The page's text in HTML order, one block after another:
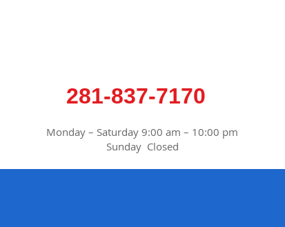
281-837-7170
Monday – Saturday 9:00 am – 10:00 pm
Sunday Closed